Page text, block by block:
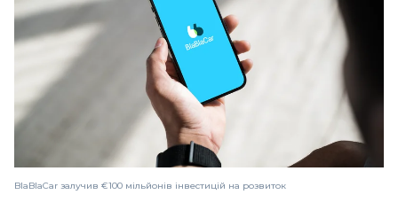
BlaBlaCar залучив €100 мільйонів інвестицій на розвиток